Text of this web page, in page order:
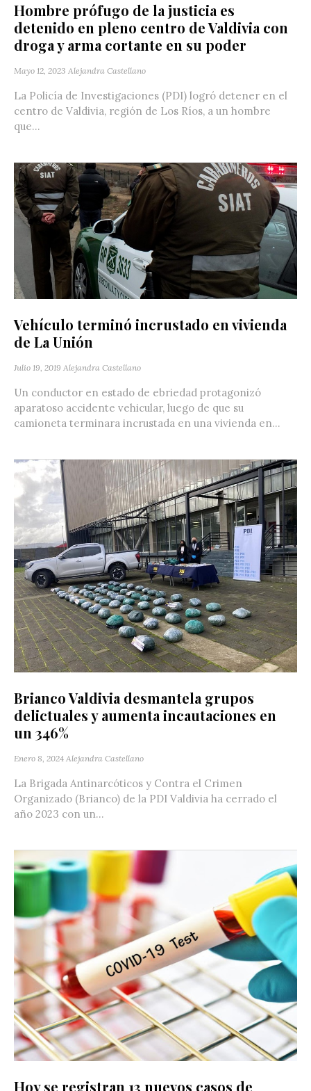
Hombre prófugo de la justicia es
detenido en pleno centro de Valdivia con
droga y arma cortante en su poder
Mayo 12, 2023 Alejandra Castellano
La Policía de Investigaciones (PDI) logró detener en el
centro de Valdivia, región de Los Ríos, a un hombre
que...
Vehículo terminó incrustado en vivienda
de La Unión
Julio 19, 2019 Alejandra Castellano
Un conductor en estado de ebriedad protagonizó
aparatoso accidente vehicular, luego de que su
camioneta terminara incrustada en una vivienda en...
Brianco Valdivia desmantela grupos
delictuales y aumenta incautaciones en
un 346%
Enero 8, 2024 Alejandra Castellano
La Brigada Antinarcóticos y Contra el Crimen
Organizado (Brianco) de la PDI Valdivia ha cerrado el
año 2023 con un...
Hoy se registran 13 nuevos casos de